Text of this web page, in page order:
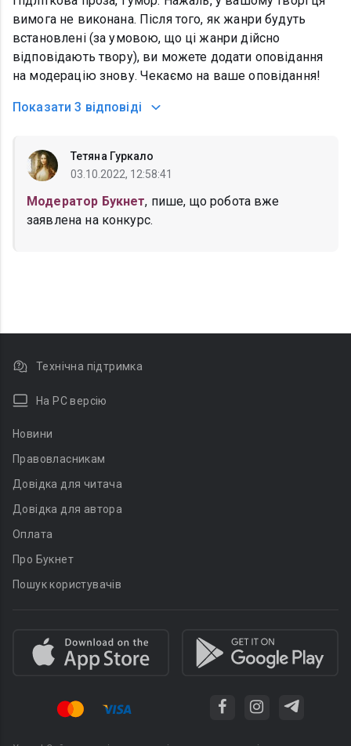
вимога не виконана. Після того, як жанри будуть
встановлені (за умовою, що ці жанри дійсно
відповідають твору), ви можете додати оповідання
на модерацію знову. Чекаємо на ваше оповідання!
Показати 3 відповіді
Тетяна Гуркало
03.10.2022, 12:58:41
Модератор Букнет, пише, що робота вже
заявлена на конкурс.
Технічна підтримка
На PC версію
Новини
Правовласникам
Довідка для читача
Довідка для автора
Оплата
Про Букнет
Пошук користувачів